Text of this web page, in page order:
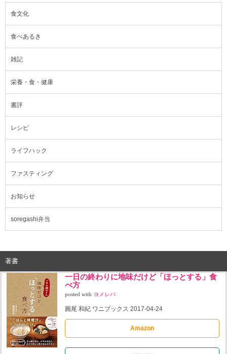
食文化
食べあるき
雑記
栄養・食・健康
書評
レシピ
ライフハック
ファスティング
お知らせ
soregashi弁当
著書
一日の終わりに地味だけど「ほっとする」食
べ方
posted with ヨメレバ
圓尾 和紀 ワニブックス 2017-04-24
Amazon